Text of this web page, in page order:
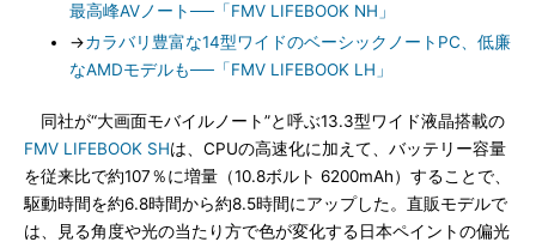
最高峰AVノート──「FMV LIFEBOOK NH」
→カラバリ豊富な14型ワイドのベーシックノートPC、低廉
なAMDモデルも──「FMV LIFEBOOK LH」
同社が“大画面モバイルノート”と呼ぶ13.3型ワイド液晶搭載の
FMV LIFEBOOK SHは、CPUの高速化に加えて、バッテリー容量
を従来比で約107％に増量（10.8ボルト 6200mAh）することで、
駆動時間を約6.8時間から約8.5時間にアップした。直販モデルで
は、見る角度や光の当たり方で色が変化する日本ペイントの偏光